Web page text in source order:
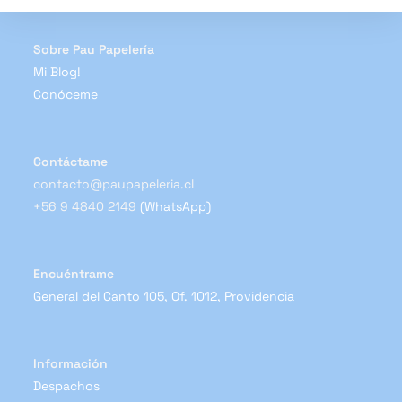
la
Sobre Pau Papelería
Mi Blog!
Conóceme
Contáctame
contacto@paupapeleria.cl
+56 9 4840 2149 (WhatsApp)
Encuéntrame
General del Canto 105, Of. 1012, Providencia
Información
Despachos